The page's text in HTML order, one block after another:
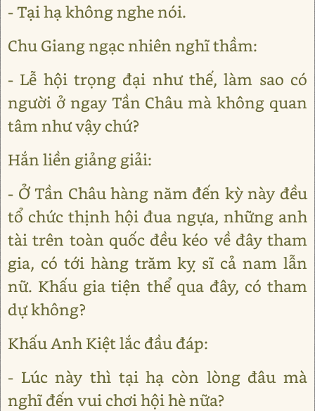
- Tại hạ không nghe nói.
Chu Giang ngạc nhiên nghĩ thầm:
- Lễ hội trọng đại như thế, làm sao có
người ở ngay Tần Châu mà không quan
tâm như vậy chứ?
Hắn liền giảng giải:
- Ở Tần Châu hàng năm đến kỳ này đều
tổ chức thịnh hội đua ngựa, những anh
tài trên toàn quốc đều kéo về đây tham
gia, có tới hàng trăm kỵ sĩ cả nam lẫn
nữ. Khấu gia tiện thể qua đây, có tham
dự không?
Khấu Anh Kiệt lắc đầu đáp:
- Lúc này thì tại hạ còn lòng đâu mà
nghĩ đến vui chơi hội hè nữa?